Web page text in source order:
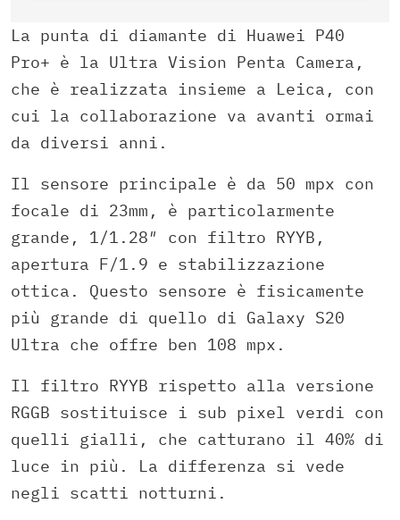
La punta di diamante di Huawei P40
Pro+ è la Ultra Vision Penta Camera,
che è realizzata insieme a Leica, con
cui la collaborazione va avanti ormai
da diversi anni.
Il sensore principale è da 50 mpx con
focale di 23mm, è particolarmente
grande, 1/1.28″ con filtro RYYB,
apertura F/1.9 e stabilizzazione
ottica. Questo sensore è fisicamente
più grande di quello di Galaxy S20
Ultra che offre ben 108 mpx.
Il filtro RYYB rispetto alla versione
RGGB sostituisce i sub pixel verdi con
quelli gialli, che catturano il 40% di
luce in più. La differenza si vede
negli scatti notturni.